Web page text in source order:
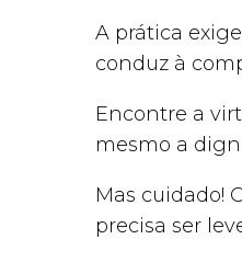
A prática
conduz à
Encontre a
mesmo a
Mas cuidado!
precisa ser